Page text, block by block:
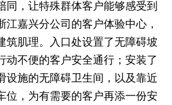
同，让特殊群体客户能够感受到
江嘉兴分公司的客户体验中心，
筑肌理。入口处设置了无障碍坡
动不便的客户安全通行；安装了
设施的无障碍卫生间，以及靠近
位，为有需要的客户再添一份安